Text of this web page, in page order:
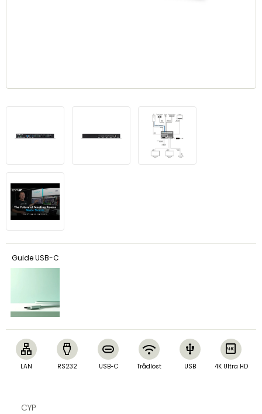
Guide USB-C
lan
LAN
settings_input_hdmi
RS232 USB-C
wifi
Trådlöst
usb
USB
4k
4K Ultra HD
CYP